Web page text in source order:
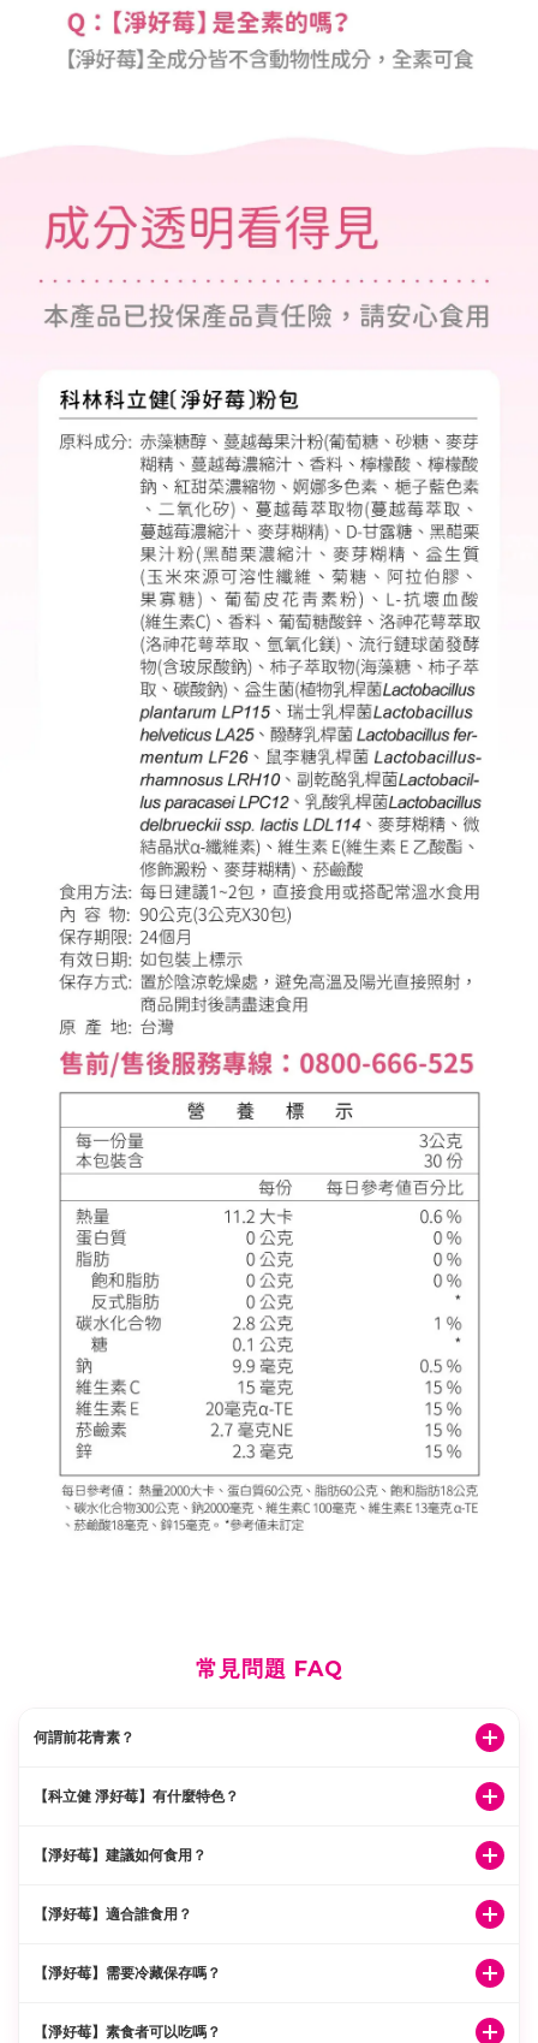
常見問題 FAQ
何謂前花青素？
物，而蔓越莓的前花青素是植物界較為罕見的「A 型前花青素」，也只有這種結
【科立健 淨好莓】有什麼特色？
合女性的專利益生菌、D-甘露糖、法國洛神花、專利愛宕柿、玻尿酸鈉、維生素
【淨好莓】建議如何食用？
2 包。
【淨好莓】適合誰食用？
【淨好莓】需要冷藏保存嗎？
【淨好莓】素食者可以吃嗎？